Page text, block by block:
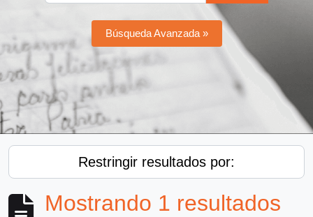
Búsqueda Avanzada »
Restringir resultados por:
Mostrando 1 resultados